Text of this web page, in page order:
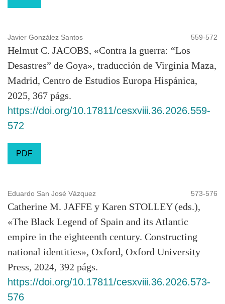
Javier González Santos 559-572
Helmut C. JACOBS, «Contra la guerra: “Los
Desastres” de Goya», traducción de Virginia Maza,
Madrid, Centro de Estudios Europa Hispánica,
2025, 367 págs.
https://doi.org/10.17811/cesxviii.36.2026.559-
572
PDF
Eduardo San José Vázquez 573-576
Catherine M. JAFFE y Karen STOLLEY (eds.),
«The Black Legend of Spain and its Atlantic
empire in the eighteenth century. Constructing
national identities», Oxford, Oxford University
Press, 2024, 392 págs.
https://doi.org/10.17811/cesxviii.36.2026.573-
576